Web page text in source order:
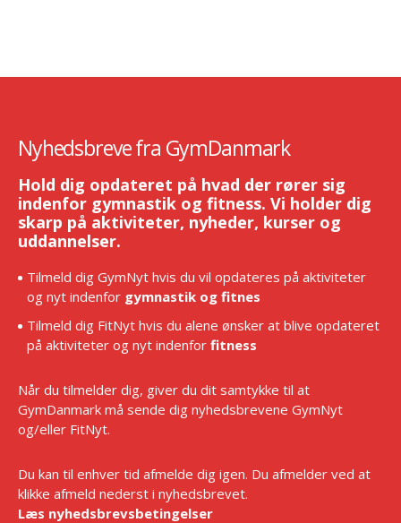
Nyhedsbreve fra GymDanmark
Hold dig opdateret på hvad der rører sig
indenfor gymnastik og fitness. Vi holder dig
skarp på aktiviteter, nyheder, kurser og
uddannelser.
Tilmeld dig GymNyt hvis du vil opdateres på aktiviteter
og nyt indenfor gymnastik og fitnes
Tilmeld dig FitNyt hvis du alene ønsker at blive opdateret
på aktiviteter og nyt indenfor fitness
Når du tilmelder dig, giver du dit samtykke til at
GymDanmark må sende dig nyhedsbrevene GymNyt
og/eller FitNyt.
Du kan til enhver tid afmelde dig igen. Du afmelder ved at
klikke afmeld nederst i nyhedsbrevet.
Læs nyhedsbrevsbetingelser